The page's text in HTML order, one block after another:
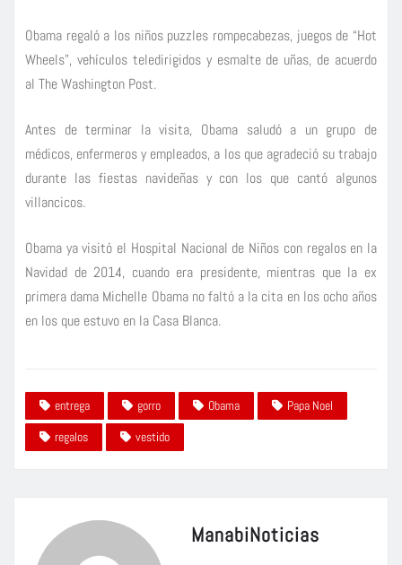
Obama regaló a los niños puzzles rompecabezas, juegos de “Hot
Wheels”, vehículos teledirigidos y esmalte de uñas, de acuerdo
al The Washington Post.
Antes de terminar la visita, Obama saludó a un grupo de
médicos, enfermeros y empleados, a los que agradeció su trabajo
durante las fiestas navideñas y con los que cantó algunos
villancicos.
Obama ya visitó el Hospital Nacional de Niños con regalos en la
Navidad de 2014, cuando era presidente, mientras que la ex
primera dama Michelle Obama no faltó a la cita en los ocho años
en los que estuvo en la Casa Blanca.
entrega gorro Obama
Papa Noel
regalos
vestido
ManabiNoticias